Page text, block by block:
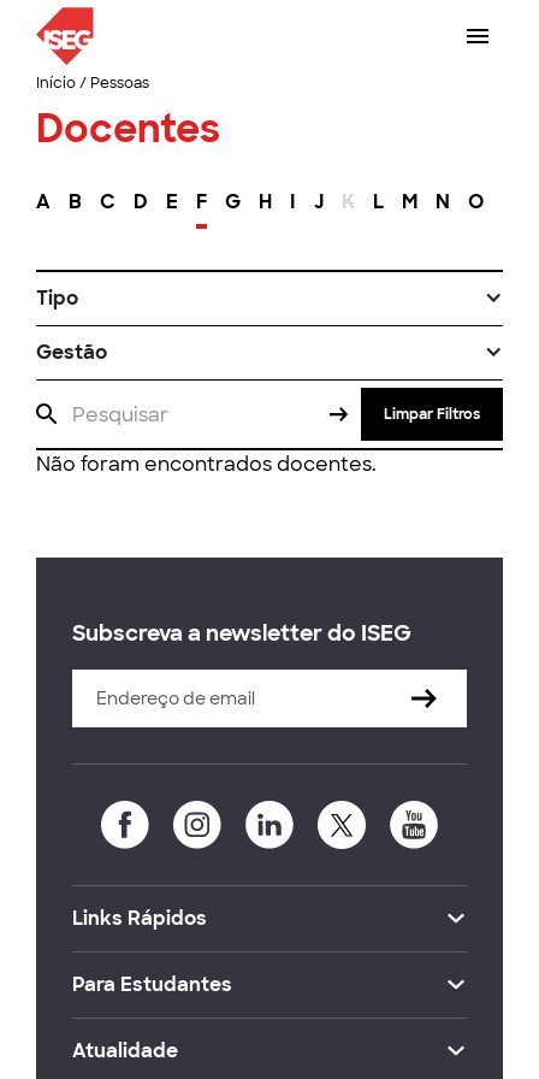
Início/ Pessoas
Docentes
A B C D E F G H I J K L M N O
Tipo
Gestão
Limpar Filtros
Não foram encontrados docentes.
Subscreva a newsletter do ISEG
Links Rápidos
Para Estudantes
Atualidade